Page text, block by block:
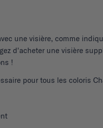
une visière, comme
d'acheter une visière
!
pour tous les coloris